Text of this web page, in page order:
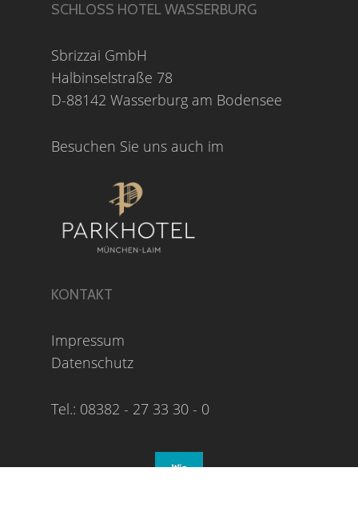
SCHLOSS HOTEL WASSERBURG
Sbrizzai GmbH
Halbinselstraße 78
D-88142 Wasserburg am Bodensee
Besuchen Sie uns auch im
KONTAKT
Impressum
Datenschutz
Tel.: 08382 - 27 33 30 - 0